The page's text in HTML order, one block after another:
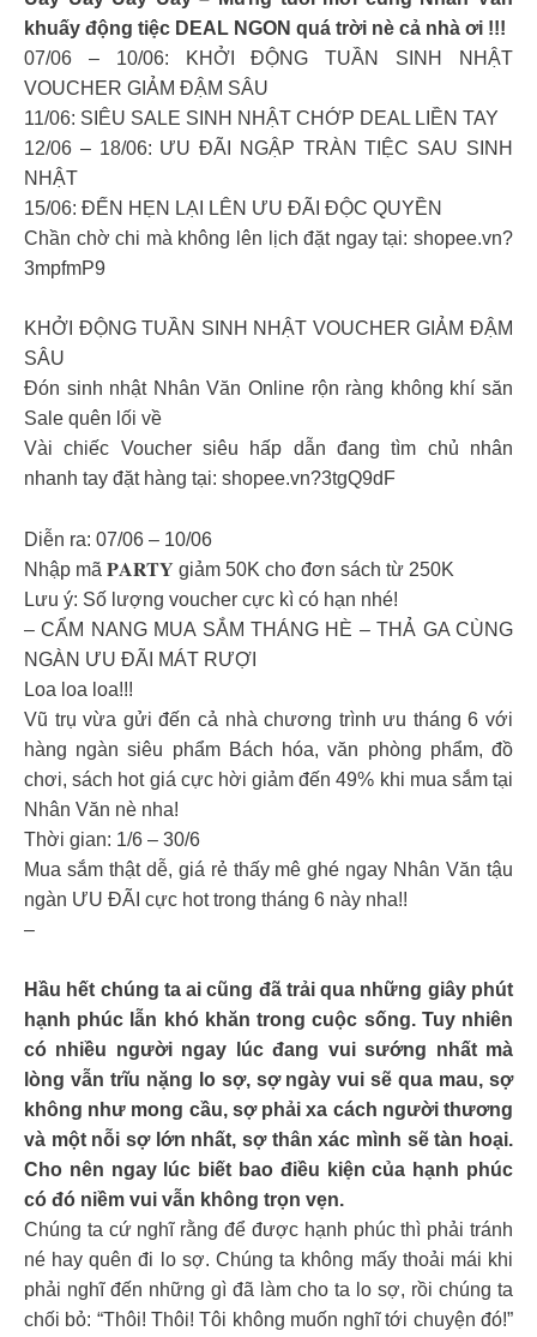
khuấy động tiệc DEAL NGON quá trời nè cả nhà ơi !!!
07/06 – 10/06: KHỞI ĐỘNG TUẦN SINH NHẬT
VOUCHER GIẢM ĐẬM SÂU
11/06: SIÊU SALE SINH NHẬT CHỚP DEAL LIỀN TAY
12/06 – 18/06: ƯU ĐÃI NGẬP TRÀN TIỆC SAU SINH
NHẬT
15/06: ĐẾN HẸN LẠI LÊN ƯU ĐÃI ĐỘC QUYỀN
Chần chờ chi mà không lên lịch đặt ngay tại: shopee.vn?
3mpfmP9
KHỞI ĐỘNG TUẦN SINH NHẬT VOUCHER GIẢM ĐẬM
SÂU
Đón sinh nhật Nhân Văn Online rộn ràng không khí săn
Sale quên lối về
Vài chiếc Voucher siêu hấp dẫn đang tìm chủ nhân
nhanh tay đặt hàng tại: shopee.vn?3tgQ9dF
Diễn ra: 07/06 – 10/06
Nhập mã 𝐏𝐀𝐑𝐓𝐘 giảm 50K cho đơn sách từ 250K
Lưu ý: Số lượng voucher cực kì có hạn nhé!
– CẨM NANG MUA SẮM THÁNG HÈ – THẢ GA CÙNG
NGÀN ƯU ĐÃI MÁT RƯỢI
Loa loa loa!!!
Vũ trụ vừa gửi đến cả nhà chương trình ưu tháng 6 với
hàng ngàn siêu phẩm Bách hóa, văn phòng phẩm, đồ
chơi, sách hot giá cực hời giảm đến 49% khi mua sắm tại
Nhân Văn nè nha!
Thời gian: 1/6 – 30/6
Mua sắm thật dễ, giá rẻ thấy mê ghé ngay Nhân Văn tậu
ngàn ƯU ĐÃI cực hot trong tháng 6 này nha!!
–
Hầu hết chúng ta ai cũng đã trải qua những giây phút
hạnh phúc lẫn khó khăn trong cuộc sống. Tuy nhiên
có nhiều người ngay lúc đang vui sướng nhất mà
lòng vẫn trĩu nặng lo sợ, sợ ngày vui sẽ qua mau, sợ
không như mong cầu, sợ phải xa cách người thương
và một nỗi sợ lớn nhất, sợ thân xác mình sẽ tàn hoại.
Cho nên ngay lúc biết bao điều kiện của hạnh phúc
có đó niềm vui vẫn không trọn vẹn.
Chúng ta cứ nghĩ rằng để được hạnh phúc thì phải tránh
né hay quên đi lo sợ. Chúng ta không mấy thoải mái khi
phải nghĩ đến những gì đã làm cho ta lo sợ, rồi chúng ta
chối bỏ: “Thôi! Thôi! Tôi không muốn nghĩ tới chuyện đó!”